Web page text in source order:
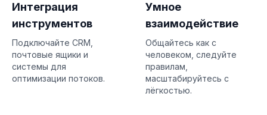
Интеграция
инструментов
Подключайте CRM,
почтовые ящики и
системы для
оптимизации потоков.
Умное
взаимодействие
Общайтесь как с
человеком, следуйте
правилам,
масштабируйтесь с
лёгкостью.